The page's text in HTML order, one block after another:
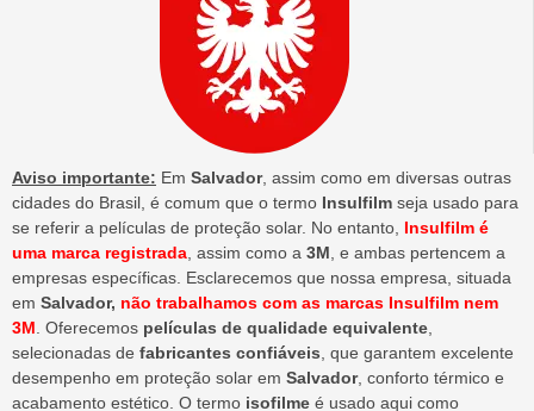
Aviso importante: Em Salvador, assim como em diversas outras
cidades do Brasil, é comum que o termo Insulfilm seja usado para
se referir a películas de proteção solar. No entanto, Insulfilm é
uma marca registrada , assim como a 3M , e ambas pertencem a
empresas específicas. Esclarecemos que nossa empresa, situada
em Salvador, não trabalhamos com as marcas Insulfilm nem
3M . Oferecemos películas de qualidade equivalente
selecionadas de fabricantes confiáveis , que garantem excelente
desempenho em proteção solar em Salvador, conforto térmico e
acabamento estético. O termo isofilme é usado aqui como